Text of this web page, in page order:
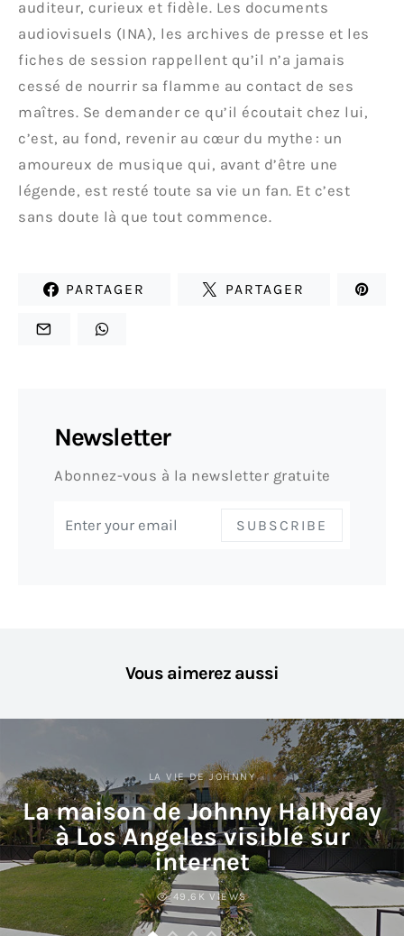
auditeur, curieux et fidèle. Les documents
audiovisuels (INA), les archives de presse et les
fiches de session rappellent qu’il n’a jamais
cessé de nourrir sa flamme au contact de ses
maîtres. Se demander ce qu’il écoutait chez lui,
c’est, au fond, revenir au cœur du mythe : un
amoureux de musique qui, avant d’être une
légende, est resté toute sa vie un fan. Et c’est
sans doute là que tout commence.
PARTAGER PARTAGER
Newsletter
Abonnez-vous à la newsletter gratuite
SUBSCRIBE
Vous aimerez aussi
LA VIE DE JOHNNY
La maison de Johnny Hallyday
à Los Angeles visible sur
internet
49,6K VIEWS